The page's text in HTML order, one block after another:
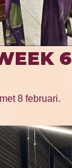
6
8 februari.